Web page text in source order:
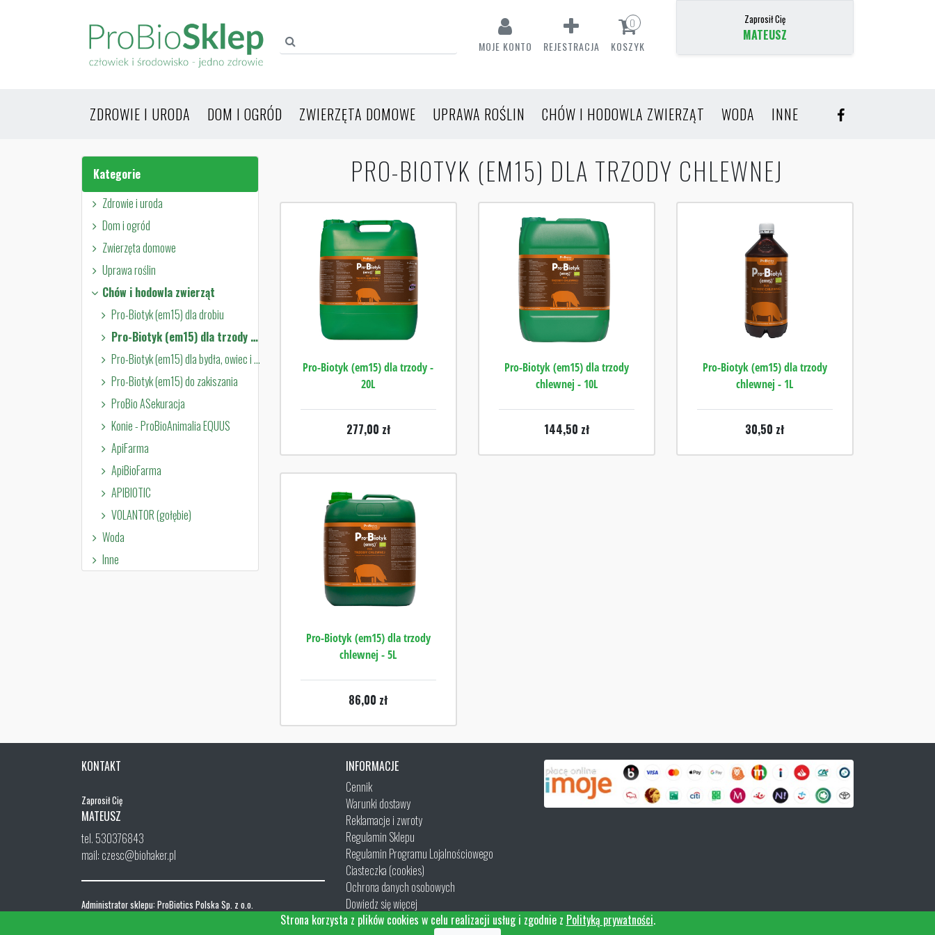
MOJE KONTO REJESTRACJA KOSZYK
0 Zaprosił Cię
MATEUSZ
ZDROWIE I URODA DOM I OGRÓD ZWIERZĘTA DOMOWE UPRAWA ROŚLIN CHÓW I HODOWLA ZWIERZĄT WODA INNE
Kategorie
Zdrowie i uroda
Dom i ogród
Zwierzęta domowe
Uprawa roślin
Chów i hodowla zwierząt
Pro-Biotyk (em15) dla drobiu
Pro-Biotyk (em15) dla trzody chlewnej
Pro-Biotyk (em15) dla bydła, owiec i kóz
Pro-Biotyk (em15) do zakiszania
ProBio ASekuracja
Konie - ProBioAnimalia EQUUS
ApiFarma
ApiBioFarma
APIBIOTIC
VOLANTOR (gołębie)
Woda
Inne
PRO-BIOTYK (EM15) DLA TRZODY CHLEWNEJ
Pro-Biotyk (em15) dla trzody -
20L
277,00 zł
Pro-Biotyk (em15) dla trzody
chlewnej - 10L
144,50 zł
Pro-Biotyk (em15) dla trzody
chlewnej - 1L
30,50 zł
Pro-Biotyk (em15) dla trzody
chlewnej - 5L
86,00 zł
KONTAKT
Zaprosił Cię
MATEUSZ
tel. 530376843
mail: czesc@biohaker.pl
Administrator sklepu: ProBiotics Polska Sp. z o.o.
INFORMACJE
Cennik
Warunki dostawy
Reklamacje i zwroty
Regulamin Sklepu
Regulamin Programu Lojalnościowego
Ciasteczka (cookies)
Ochrona danych osobowych
Dowiedz się więcej
Kontakt
Strona korzysta z plików cookies w celu realizacji usług i zgodnie z Polityką prywatności.